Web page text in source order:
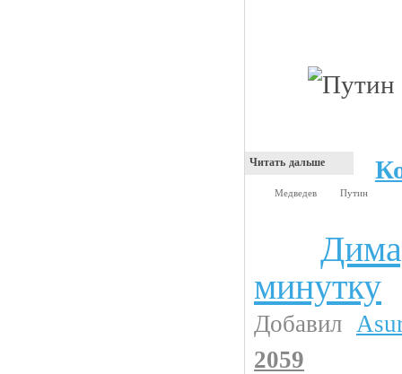
Читать дальше
Медведев Путин
минутку
Добавил
2059